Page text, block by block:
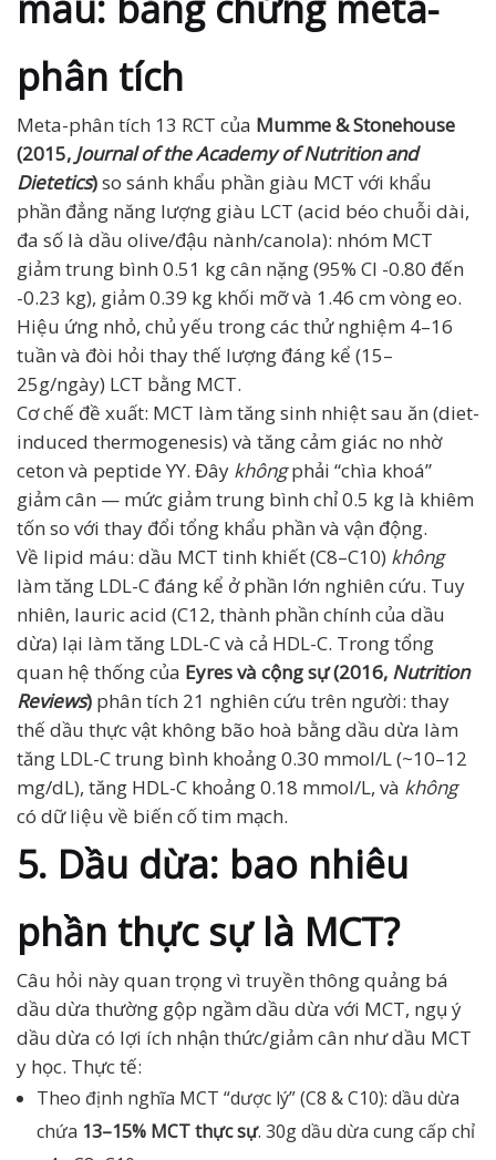
phân tích
Meta-phân tích 13 RCT của Mumme & Stonehouse
(2015, Journal of the Academy of Nutrition and
Dietetics)so sánh khẩu phần giàu MCT với khẩu
phần đẳng năng lượng giàu LCT (acid béo chuỗi dài,
đa số là dầu olive/đậu nành/canola): nhóm MCT
giảm trung bình 0.51 kg cân nặng (95% CI -0.80 đến
-0.23 kg), giảm 0.39 kg khối mỡ và 1.46 cm vòng eo.
Hiệu ứng nhỏ, chủ yếu trong các thử nghiệm 4–16
tuần và đòi hỏi thay thế lượng đáng kể (15–
25g/ngày) LCT bằng MCT.
Cơ chế đề xuất: MCT làm tăng sinh nhiệt sau ăn (diet-
induced thermogenesis) và tăng cảm giác no nhờ
ceton và peptide YY. Đây khôngphải “chìa khoá”
giảm cân — mức giảm trung bình chỉ 0.5 kg là khiêm
tốn so với thay đổi tổng khẩu phần và vận động.
Về lipid máu: dầu MCT tinh khiết (C8–C10) không
làm tăng LDL-C đáng kể ở phần lớn nghiên cứu. Tuy
nhiên, lauric acid (C12, thành phần chính của dầu
dừa) lại làm tăng LDL-C và cả HDL-C. Trong tổng
quan hệ thống của Eyres và cộng sự (2016, Nutrition
Reviews) phân tích 21 nghiên cứu trên người: thay
thế dầu thực vật không bão hoà bằng dầu dừa làm
tăng LDL-C trung bình khoảng 0.30 mmol/L (~10–12
mg/dL), tăng HDL-C khoảng 0.18 mmol/L, và không
có dữ liệu về biến cố tim mạch.
5. Dầu dừa: bao nhiêu
phần thực sự là MCT?
Câu hỏi này quan trọng vì truyền thông quảng bá
dầu dừa thường gộp ngầm dầu dừa với MCT, ngụ ý
dầu dừa có lợi ích nhận thức/giảm cân như dầu MCT
y học. Thực tế:
Theo định nghĩa MCT “dược lý” (C8 & C10): dầu dừa
chứa 13–15% MCT thực sự. 30g dầu dừa cung cấp chỉ